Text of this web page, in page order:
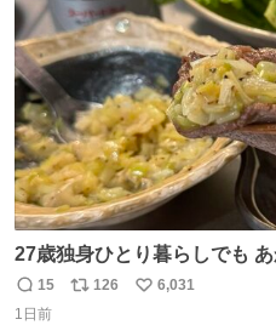
数
27歳独身ひとり暮らしでも
返
15
リ
126
い
6,031
1日前